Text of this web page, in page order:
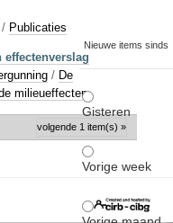
Nieuwe items sinds
Gisteren
Vorige week
/ Publicaties
effectenverslag
/ De
milieueffecten
volgende 1 item(s) »